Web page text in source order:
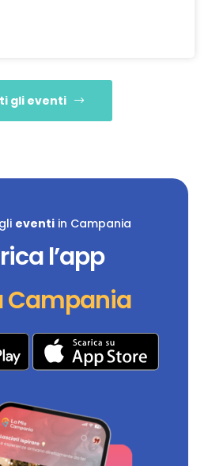
gli eventi
eventiin Campania
l’app
Campania